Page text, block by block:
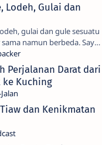
Lodeh, Gulai dan
gulai dan gule sesuatu
namun berbeda. Saya
untuk membedakanya.
Perjalanan Darat dari
ke Kuching
dan Kenikmatan